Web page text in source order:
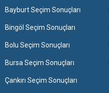
Bayburt Seçim Sonuçları
Bingöl Seçim Sonuçları
Bolu Seçim Sonuçları
Bursa Seçim Sonuçları
Çankırı Seçim Sonuçları